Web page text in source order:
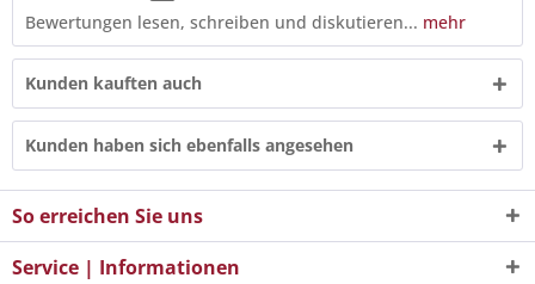
Bewertungen lesen, schreiben und diskutieren... mehr
Kunden kauften auch
Kunden haben sich ebenfalls angesehen
So erreichen Sie uns
Service | Informationen